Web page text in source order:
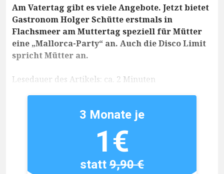
Am Vatertag gibt es viele Angebote. Jetzt bietet
Gastronom Holger Schütte erstmals in
Flachsmeer am Muttertag speziell für Mütter
eine „Mallorca-Party“ an. Auch die Disco Limit
spricht Mütter an.
Lesedauer des Artikels: ca. 2 Minuten
3 Monate je
1€
statt9,90 €